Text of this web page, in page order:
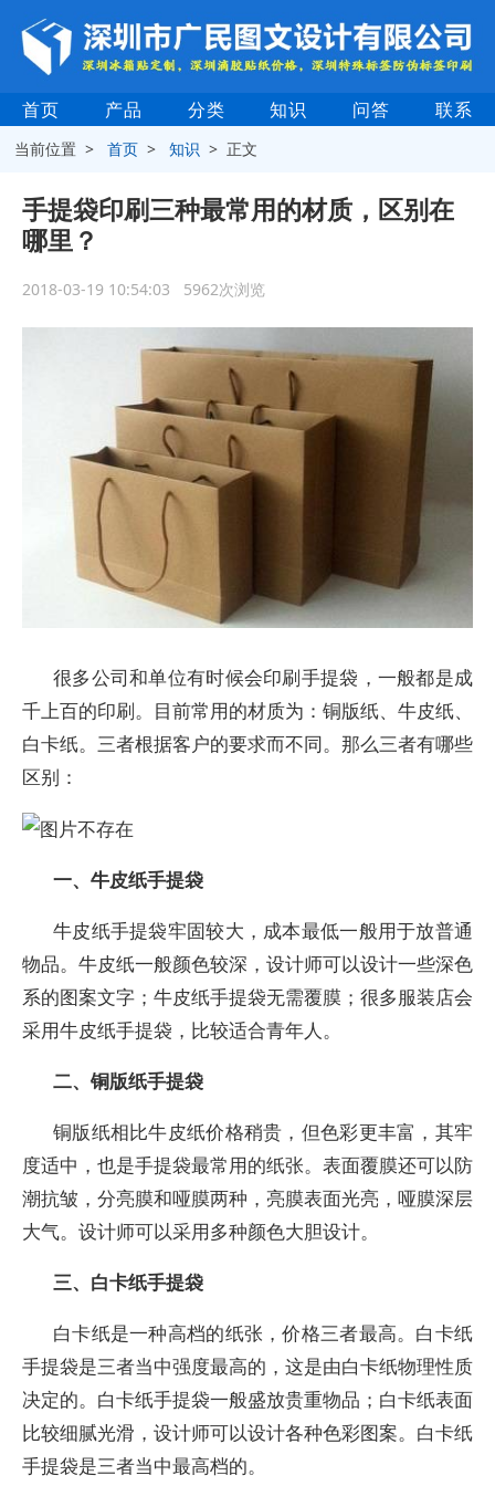
首页 产品 分类 知识 问答 联系
当前位置 >首页 >知识 > 正文
手提袋印刷三种最常用的材质，区别在
哪里？
2018-03-19 10:54:03 5962次浏览
很多公司和单位有时候会印刷手提袋，一般都是成
千上百的印刷。目前常用的材质为：铜版纸、牛皮纸、
白卡纸。三者根据客户的要求而不同。那么三者有哪些
区别：
一、牛皮纸手提袋
牛皮纸手提袋牢固较大，成本最低一般用于放普通
物品。牛皮纸一般颜色较深，设计师可以设计一些深色
系的图案文字；牛皮纸手提袋无需覆膜；很多服装店会
采用牛皮纸手提袋，比较适合青年人。
二、铜版纸手提袋
铜版纸相比牛皮纸价格稍贵，但色彩更丰富，其牢
度适中，也是手提袋最常用的纸张。表面覆膜还可以防
潮抗皱，分亮膜和哑膜两种，亮膜表面光亮，哑膜深层
大气。设计师可以采用多种颜色大胆设计。
三、白卡纸手提袋
白卡纸是一种高档的纸张，价格三者最高。白卡纸
手提袋是三者当中强度最高的，这是由白卡纸物理性质
决定的。白卡纸手提袋一般盛放贵重物品；白卡纸表面
比较细腻光滑，设计师可以设计各种色彩图案。白卡纸
手提袋是三者当中最高档的。